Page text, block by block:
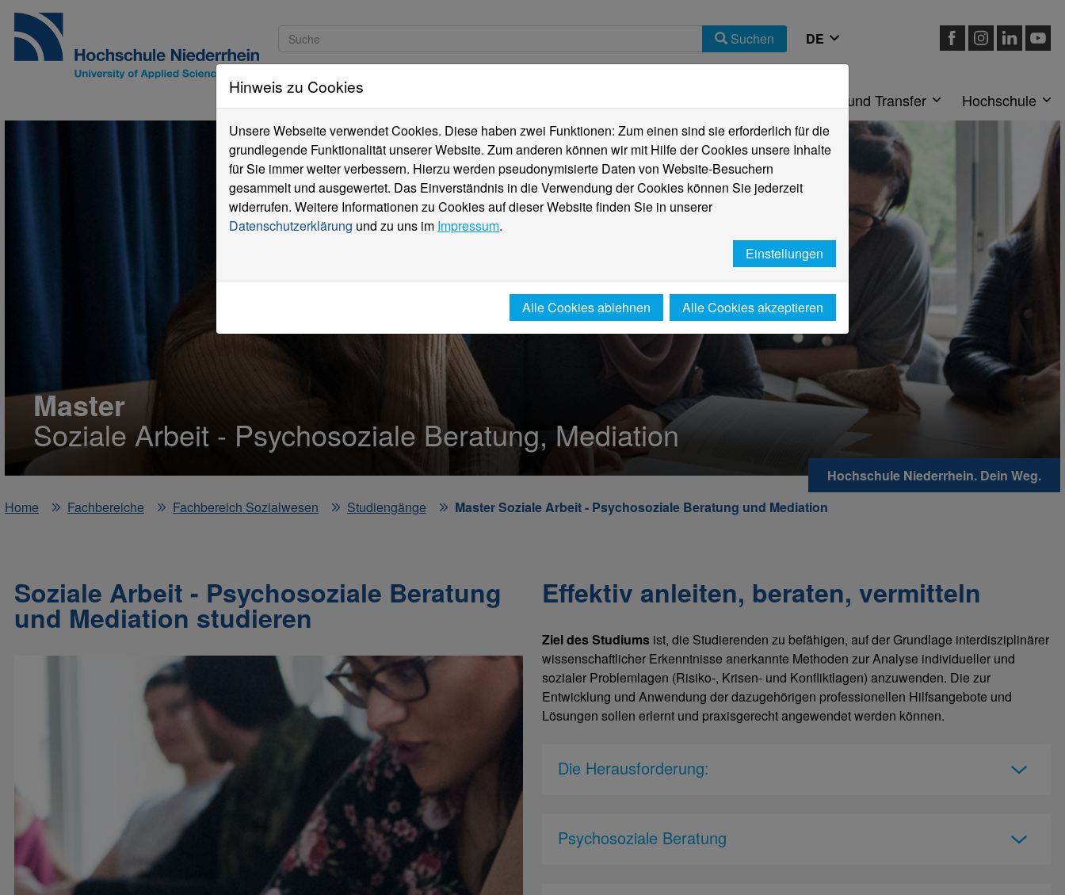
Suchen
Studieninteressierte Forschung und Transfer Hochschule
Master
Soziale Arbeit - Psychosoziale Beratung, Mediation
Hochschule Niederrhein. Dein Weg.
Home
Fachbereiche Fachbereich Sozialwesen Studiengänge Master Soziale Arbeit - Psychosoziale Beratung und Mediation
Soziale Arbeit - Psychosoziale Beratung
und Mediation studieren
Effektiv anleiten, beraten, vermitteln
Ziel des Studiums ist, die Studierenden zu befähigen, auf der Grundlage interdisziplinärer
wissenschaftlicher Erkenntnisse anerkannte Methoden zur Analyse individueller und
sozialer Problemlagen (Risiko-, Krisen- und Konfliktlagen) anzuwenden. Die zur
Entwicklung und Anwendung der dazugehörigen professionellen Hilfsangebote und
Lösungen sollen erlernt und praxisgerecht angewendet werden können.
Die Herausforderung:
Psychosoziale Beratung
Hinweis zu Cookies
Unsere Webseite verwendet Cookies. Diese haben zwei Funktionen: Zum einen sind sie erforderlich für die
grundlegende Funktionalität unserer Website. Zum anderen können wir mit Hilfe der Cookies unsere Inhalte
für Sie immer weiter verbessern. Hierzu werden pseudonymisierte Daten von Website-Besuchern
gesammelt und ausgewertet. Das Einverständnis in die Verwendung der Cookies können Sie jederzeit
widerrufen. Weitere Informationen zu Cookies auf dieser Website finden Sie in unserer
Datenschutzerklärung und zu uns im Impressum.
Einstellungen
Alle Cookies ablehnen Alle Cookies akzeptieren